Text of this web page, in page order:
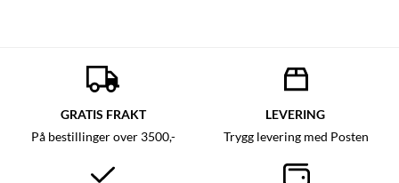
GRATIS FRAKT
På bestillinger over 3500,-
LEVERING
Trygg levering med Posten